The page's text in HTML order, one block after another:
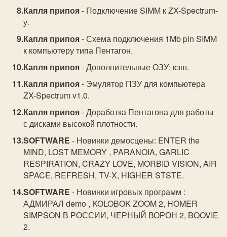
Капля припоя- Подключение SIMM к ZX-Spectrum-
у.
Капля припоя- Схема подключения 1Mb pin SIMM
к компьютеру типа Пентагон.
Капля припоя- Дополнительные ОЗУ: кэш.
Капля припоя- Эмулятор ПЗУ для компьютера
ZX-Spectrum v1.0.
Капля припоя- Доработка Пентагона для работы
с дисками высокой плотности.
SOFTWARE - Новинки демосцены: ENTER the
MIND, LOST MEMORY , PARANOIA, GARLIC
RESPIRATION, CRAZY LOVE, MORBID VISION, AIR
SPACE, REFRESH, TV-X, HIGHER STSTE.
SOFTWARE - Новинки игровых программ :
АДМИРАЛ demo , KOLOBOK ZOOM 2, HOMER
SIMPSON В РОССИИ, ЧЕРНЫЙ ВОРОН 2, BOOVIE
2.